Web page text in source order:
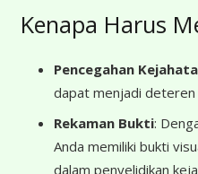
Kenapa Harus
Pencegahan
dapat menjadi deteren
Rekaman Bukti:
Anda memiliki bukti
dalam penyelidikan